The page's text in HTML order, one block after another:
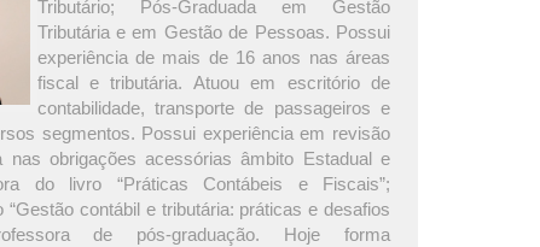
Tributário; Pós-Graduada em Gestão
Tributária e em Gestão de Pessoas. Possui
experiência de mais de 16 anos nas áreas
fiscal e tributária. Atuou em escritório de
contabilidade, transporte de passageiros e
segmentos. Possui experiência em revisão
nas obrigações acessórias âmbito Estadual e
do livro “Práticas Contábeis e Fiscais”;
“Gestão contábil e tributária: práticas e desafios
de pós-graduação. Hoje forma